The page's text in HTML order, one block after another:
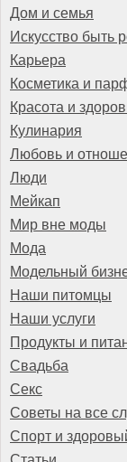
Дом и семья
Искусство быть
Карьера
Косметика и
Красота и
Кулинария
Любовь и
Люди
Мейкап
Мир вне моды
Мода
Модельный
Наши питомцы
Наши услуги
Продукты и
Свадьба
Секс
Советы на все
Спорт и